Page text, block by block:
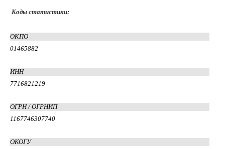
Коды статистики:
ОКПО
01465882
ИНН
7716821219
ОГРН / ОГРНИП
1167746307740
ОКОГУ